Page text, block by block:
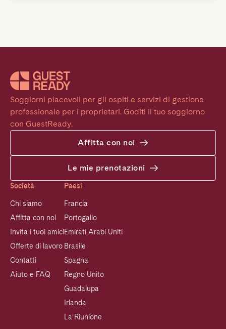
Soggiorni piacevoli per gli ospiti e servizi di gestione
professionale per i proprietari. Goditi il tuo soggiorno
con GuestReady.
Affitta con noi
Le mie prenotazioni
Società
Chi siamo
Affitta con noi
Invita i tuoi amici
Offerte di lavoro
Contatti
Aiuto e FAQ
Paesi
Francia
Portogallo
Emirati Arabi Uniti
Brasile
Spagna
Regno Unito
Guadalupa
Irlanda
La Riunione